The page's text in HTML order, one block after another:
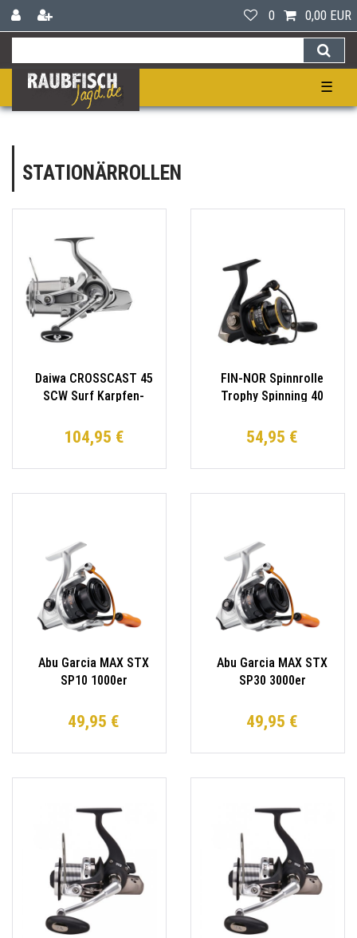
0 0,00 EUR
☰
STATIONÄRROLLEN
Daiwa CROSSCAST 45
SCW Surf Karpfen-
Angel-Rolle Big Pit
104,95 €
FIN-NOR Spinnrolle
Trophy Spinning 40
54,95 €
Abu Garcia MAX STX
SP10 1000er
49,95 €
Abu Garcia MAX STX
SP30 3000er
Spinnrolle
49,95 €